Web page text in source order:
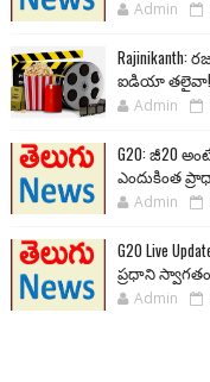
Admin
ఐడియా తలైవా!
Admin
G20: జీ20
ఎందుకింత
Admin
G20 Live
ప్రధాని స్వాగతం
Admin